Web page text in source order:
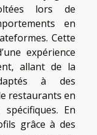
lors de
en
Cette
expérience
allant de la
à des
restaurants en
En
grâce à des